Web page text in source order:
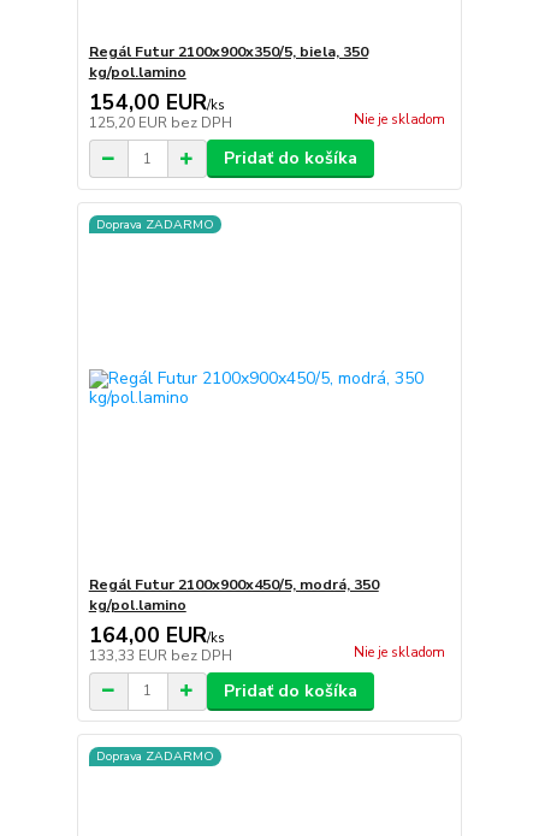
Regál Futur 2100x900x350/5, biela, 350
kg/pol.lamino
154,00 EUR/ks
125,20 EUR bez DPH Nie je skladom
Pridať do košíka
Doprava ZADARMO
Regál Futur 2100x900x450/5, modrá, 350
kg/pol.lamino
164,00 EUR/ks
133,33 EUR bez DPH Nie je skladom
Pridať do košíka
Doprava ZADARMO